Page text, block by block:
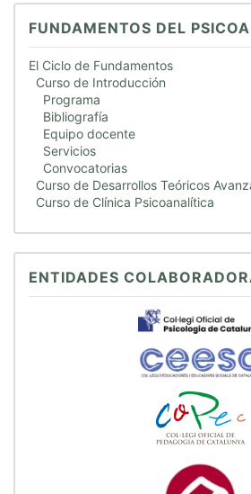
FUNDAMENTOS DEL
El Ciclo de Fundamentos
Curso de Introducción
Programa
Bibliografía
Equipo docente
Servicios
Convocatorias
Curso de Desarrollos Teóricos
Curso de Clínica Psicoanalítica
ENTIDADES